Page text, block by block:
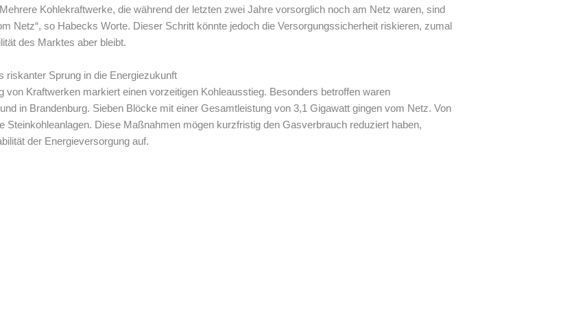
Kohlekraftwerke, die während der letzten zwei Jahre vorsorglich noch am Netz waren, sind
Netz“, so Habecks Worte. Dieser Schritt könnte jedoch die Versorgungssicherheit riskieren, zumal
des Marktes aber bleibt.
Sprung in die Energiezukunft
von Kraftwerken markiert einen vorzeitigen Kohleausstieg. Besonders betroffen waren
in Brandenburg. Sieben Blöcke mit einer Gesamtleistung von 3,1 Gigawatt gingen vom Netz. Von
Steinkohleanlagen. Diese Maßnahmen mögen kurzfristig den Gasverbrauch reduziert haben,
der Energieversorgung auf.